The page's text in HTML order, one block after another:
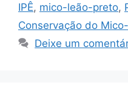
IPÊ, mico-leão-preto,
Conservação do
Deixe um